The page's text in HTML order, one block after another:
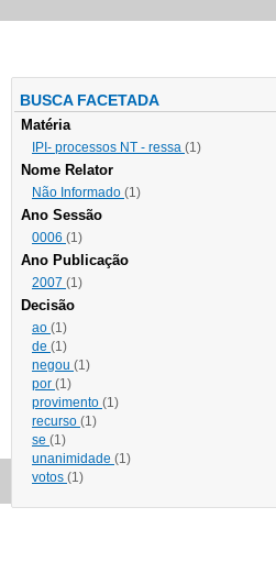
BUSCA FACETADA
Matéria
IPI- processos NT - ressa (1)
Nome Relator
Não Informado (1)
Ano Sessão
0006 (1)
Ano Publicação
2007 (1)
Decisão
ao (1)
de (1)
negou (1)
por (1)
provimento (1)
recurso (1)
se (1)
unanimidade (1)
votos (1)